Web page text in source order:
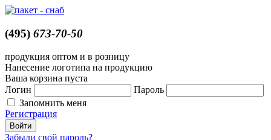
(495) 673-70-50
продукция оптом и в розницу
Нанесение логотипа на продукцию
Ваша корзина пуста
Логин
Пароль
Запомнить меня
Регистрация
Забыли свой пароль?